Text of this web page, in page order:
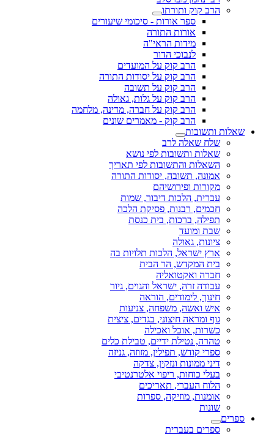
הרב קוק ותורתו
ספר אורות - סיכומי שיעורים
אורות התורה
מידות הראי"ה
לנבוכי הדור
הרב קוק על המועדים
הרב קוק על יסודות התורה
הרב קוק על תשובה
הרב קוק על גלות, גאולה
הרב קוק על חברה, מדינה, מלחמה
הרב קוק - מאמרים שונים
שאלות ותשובות
שלח שאלה לרב
שאלות ותשובות לפי נושא
השאלות והתשובות לפי תאריך
אמונה, תשובה, יסודות התורה
מקורות ופירושיהם
עברית, הלכות דיבור, שמות
חכמים, רבנות, פסיקת הלכה
תפילה, ברכות, בית כנסת
שבת ומועד
ציונות, גאולה
ארץ ישראל, הלכות תלויות בה
בית המקדש, הר הבית
חברה ואקטואליה
עבודה זרה, ישראל והגוים, גיור
חינוך, לימודים, הוראה
איש ואשה, משפחה, צניעות
גוף ומראה חיצוני, בגדים, ציצית
כשרות, אוכל ואכילה
טהרה, נטילת ידיים, טבילת כלים
ספרי קודש, תפילין, מזוזה, גניזה
דיני ממונות ונזקין, צדקה
בעלי כוחות, ריפוי אלטרנטיבי
הלוח העברי, תאריכים
אומנות, מוזיקה, ספרות
שונות
ספרים
ספרים בעברית